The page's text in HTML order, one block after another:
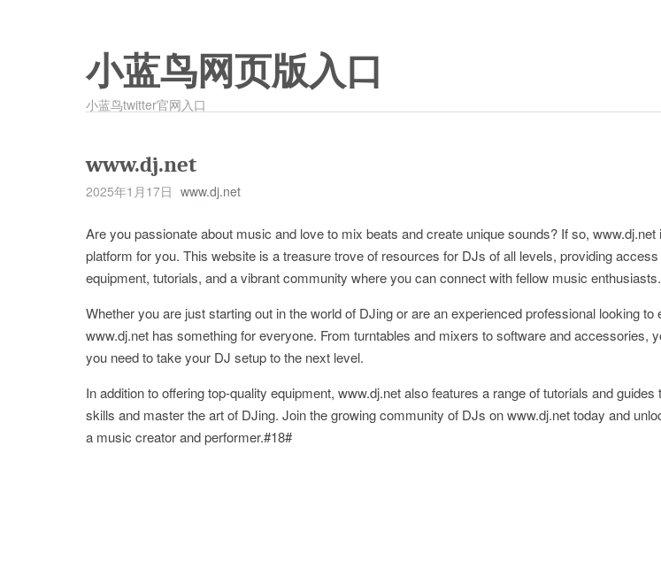
小蓝鸟网页版入口
小蓝鸟twitter官网入口
www.dj.net
2025年1月17日 www.dj.net
Are you passionate about music and love to mix beats and create unique sounds? If so, www.dj.net
platform for you. This website is a treasure trove of resources for DJs of all levels, providing
equipment, tutorials, and a vibrant community where you can connect with fellow music enthusiasts.
Whether you are just starting out in the world of DJing or are an experienced professional looking to
www.dj.net has something for everyone. From turntables and mixers to software and accessories,
you need to take your DJ setup to the next level.
In addition to offering top-quality equipment, www.dj.net also features a range of tutorials and
skills and master the art of DJing. Join the growing community of DJs on www.dj.net today and
a music creator and performer.#18#